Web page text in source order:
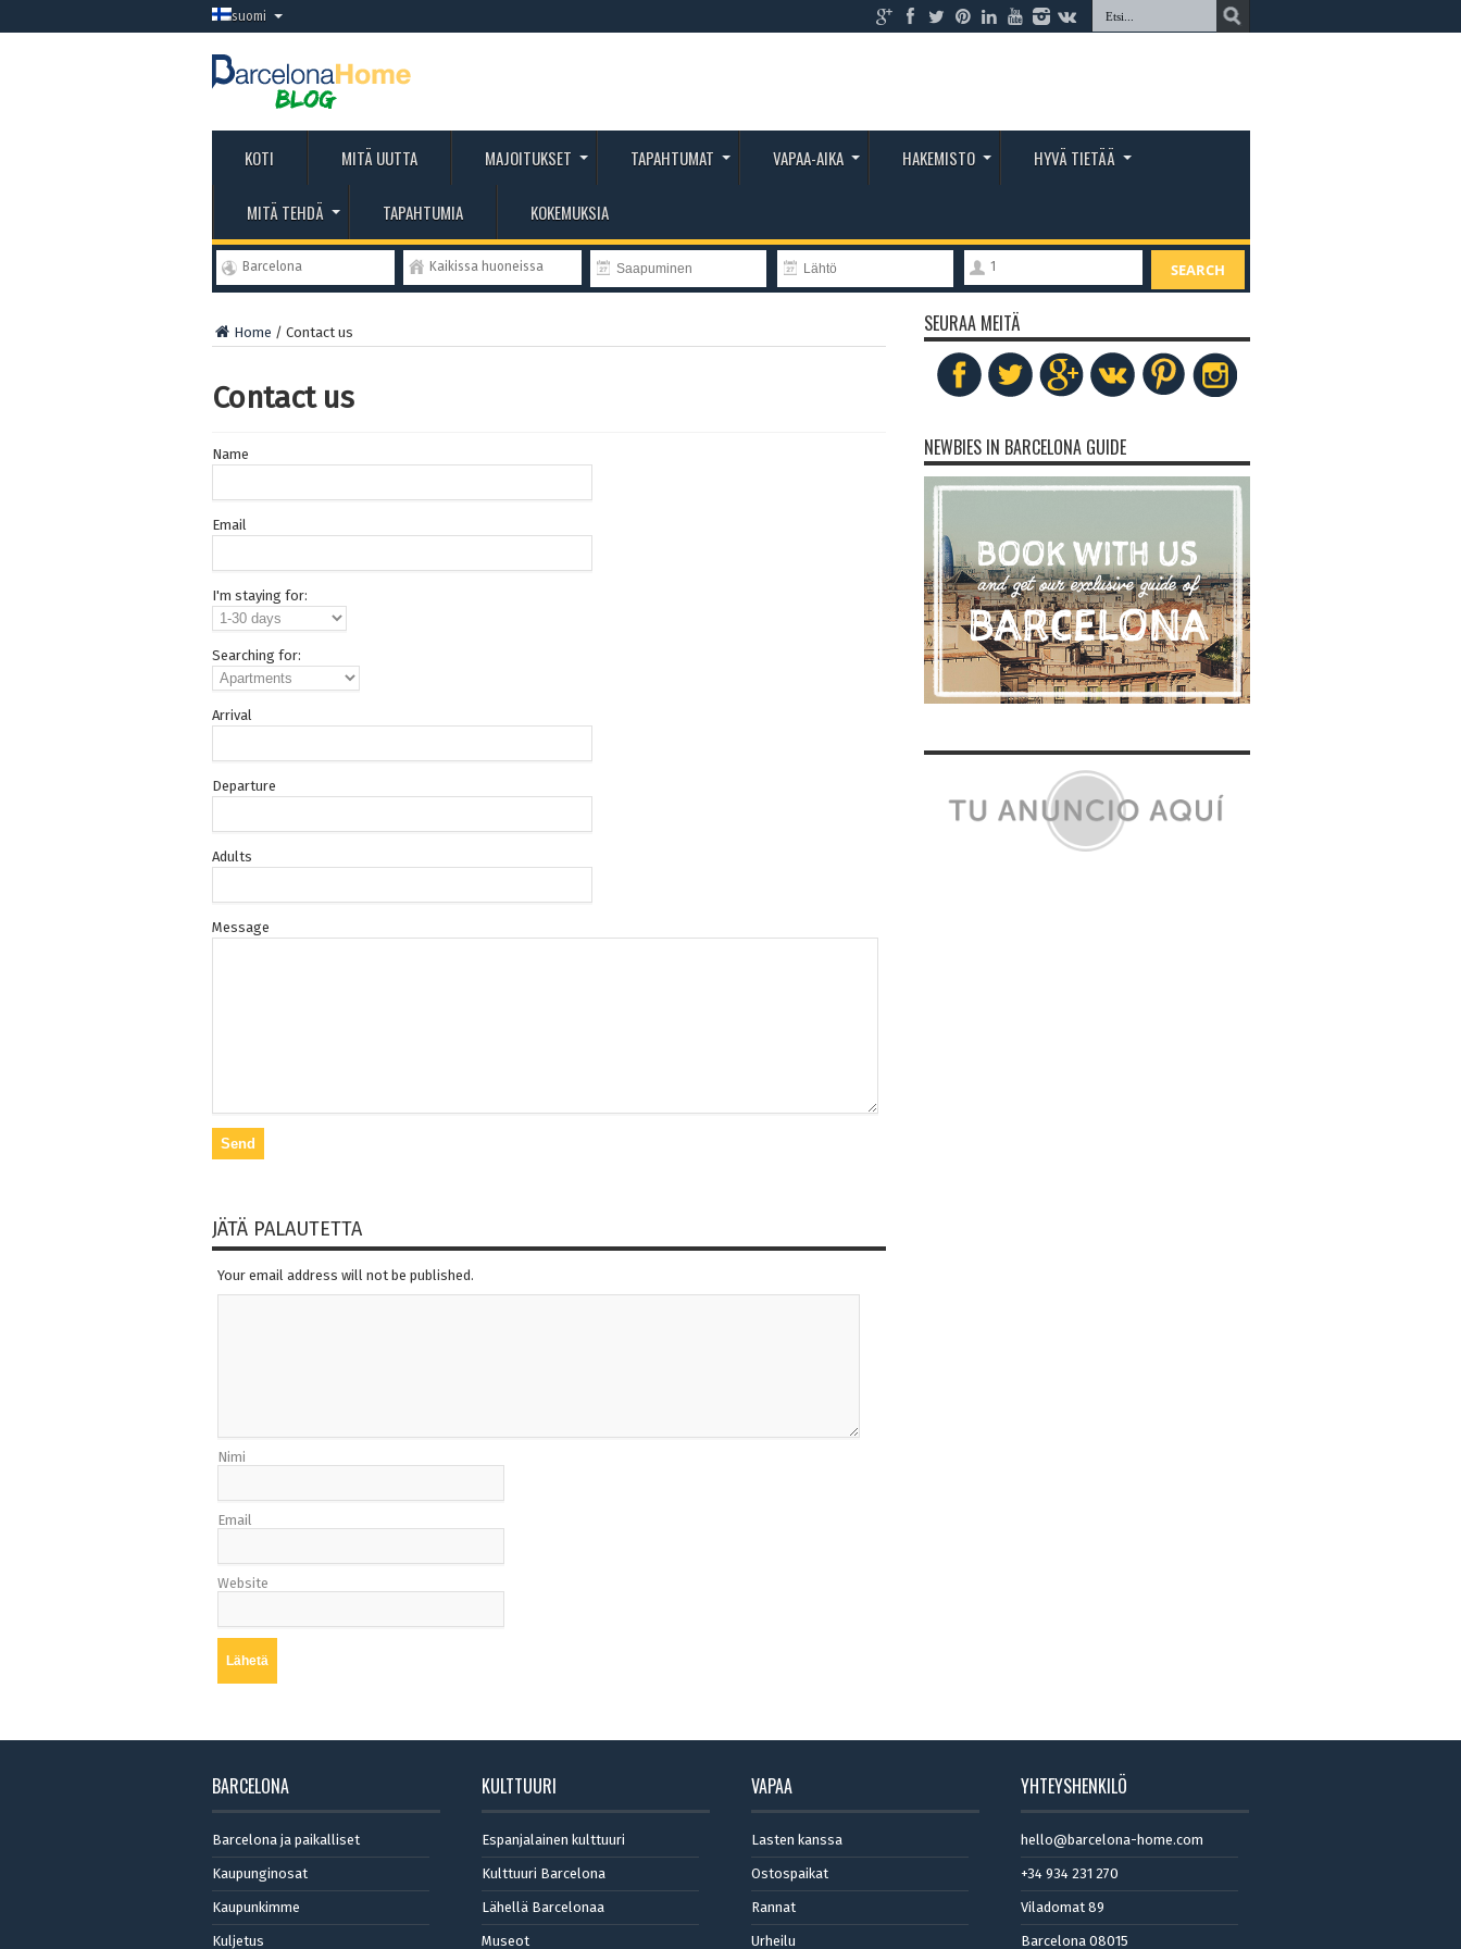
suomi
KOTI MITÄ UUTTA MAJOITUKSET TAPAHTUMAT VAPAA-AIKA HAKEMISTO HYVÄ TIETÄÄ
MITÄ TEHDÄ TAPAHTUMIA KOKEMUKSIA
Barcelona Kaikissa huoneissa 1 SEARCH
Home / Contact us
Contact us
Name
Email
I'm staying for:
Searching for:
Arrival
Departure
Adults
Message
JÄTÄ PALAUTETTA
Your email address will not be published.
Nimi
Email
Website
SEURAA MEITÄ
NEWBIES IN BARCELONA GUIDE
BARCELONA
Barcelona ja paikalliset
Kaupunginosat
Kaupunkimme
Kuljetus
KULTTUURI
Espanjalainen kulttuuri
Kulttuuri Barcelona
Lähellä Barcelonaa
Museot
VAPAA
Lasten kanssa
Ostospaikat
Rannat
Urheilu
YHTEYSHENKILÖ
hello@barcelona-home.com
+34 934 231 270
Viladomat 89
Barcelona 08015